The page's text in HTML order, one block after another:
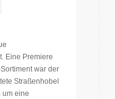
Eine Premiere
war der
Straßenhobel
um eine